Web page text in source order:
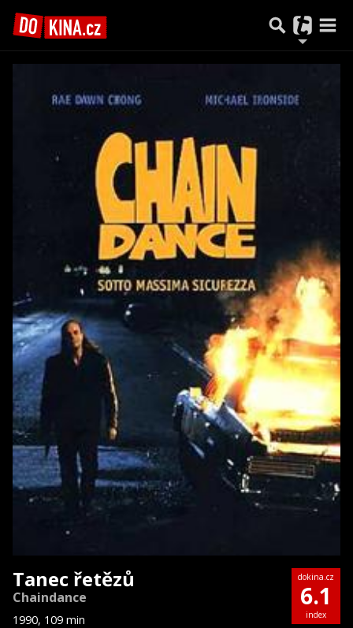
Tanec řetězů
Chaindance
1990, 109 min
dokina.cz
6.1
index